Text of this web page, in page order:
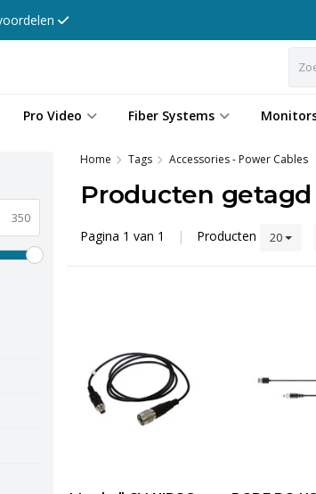
Pro Video Fiber Systems
Home Tags Accessories - Power Cables
Producten
Pagina 1 van 1 | Producten 20